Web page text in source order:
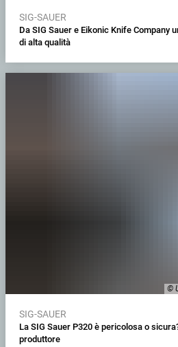
SIG-SAUER
Da SIG Sauer e Eikonic Knife Company
di alta qualità
©
SIG-SAUER
La SIG Sauer P320 è pericolosa o
produttore